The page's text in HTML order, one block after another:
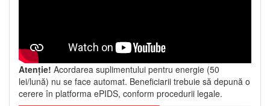
Atenție! Acordarea suplimentului pentru energie (50
lei/lună) nu se face automat. Beneficiarii trebuie să depună o
cerere în platforma ePIDS, conform procedurii legale.